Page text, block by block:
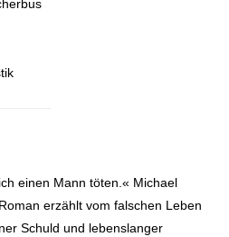
einen Mann töten.« Michael
erzählt vom falschen Leben
Schuld und lebenslanger